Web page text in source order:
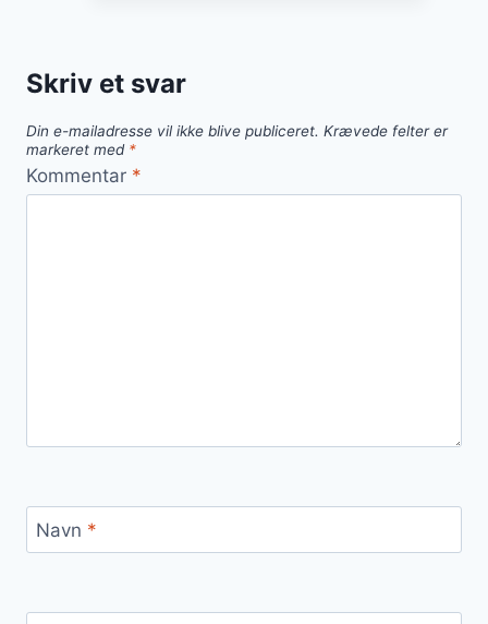
Skriv et svar
Din e-mailadresse vil ikke blive publiceret. Krævede felter er
markeret med *
Kommentar *
Navn *